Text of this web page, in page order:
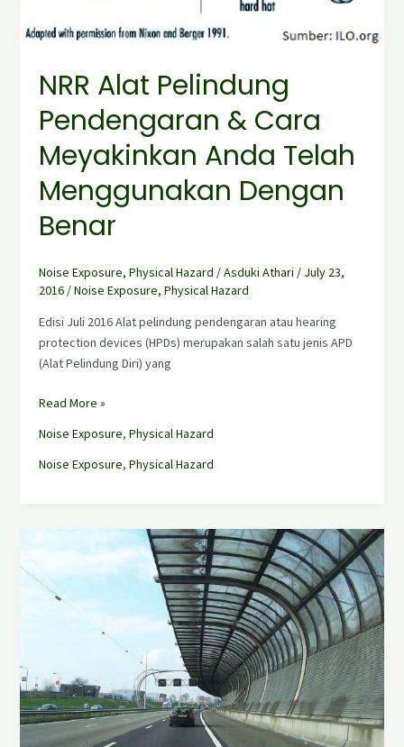
NRR Alat Pelindung
Pendengaran & Cara
Meyakinkan Anda Telah
Menggunakan Dengan
Benar
Noise Exposure, Physical Hazard /Asduki Athari / July 23,
2016 /Noise Exposure, Physical Hazard
Edisi Juli 2016 Alat pelindung pendengaran atau hearing
protection devices (HPDs) merupakan salah satu jenis APD
(Alat Pelindung Diri) yang
Read More »
Noise Exposure, Physical Hazard
Noise Exposure, Physical Hazard
:
Penahan
Bising